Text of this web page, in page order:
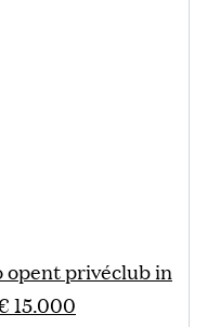
opent privéclub in
15.000